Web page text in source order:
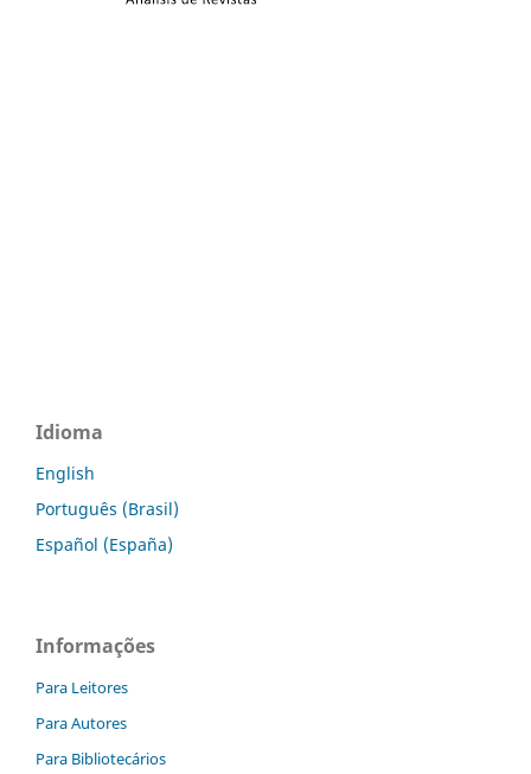
Idioma
English
Português (Brasil)
Español (España)
Informações
Para Leitores
Para Autores
Para Bibliotecários